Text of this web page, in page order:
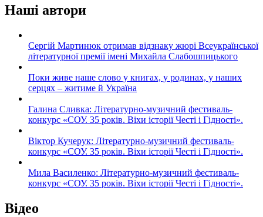
Наші автори
Сергій Мартинюк отримав відзнаку жюрі Всеукраїнської
літературної премії імені Михайла Слабошпицького
Поки живе наше слово у книгах, у родинах, у наших
серцях – житиме й Україна
Галина Сливка: Літературно-музичний фестиваль-
конкурс «СОУ. 35 років. Віхи історії Честі і Гідності».
Віктор Кучерук: Літературно-музичний фестиваль-
конкурс «СОУ. 35 років. Віхи історії Честі і Гідності».
Мила Василенко: Літературно-музичний фестиваль-
конкурс «СОУ. 35 років. Віхи історії Честі і Гідності».
Відео